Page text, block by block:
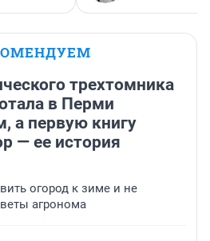
трехтомника
в Перми
а первую книгу
— ее история
огород к зиме и не
агронома